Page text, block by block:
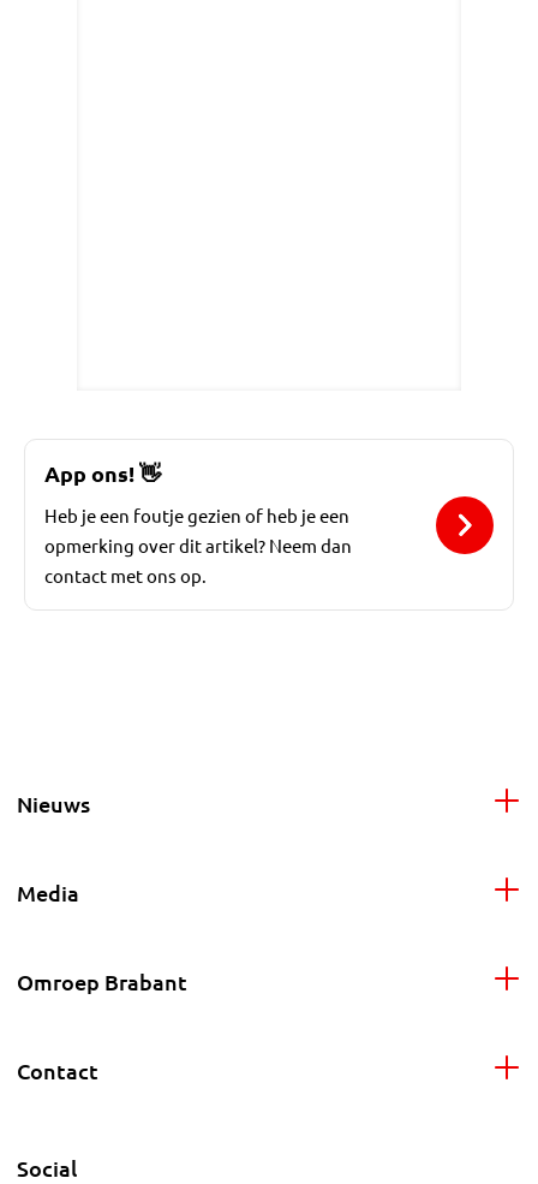
App ons!👋
Heb je een foutje gezien of heb je een
opmerking over dit artikel? Neem dan
contact met ons op.
Nieuws
Media
Omroep Brabant
Contact
Social